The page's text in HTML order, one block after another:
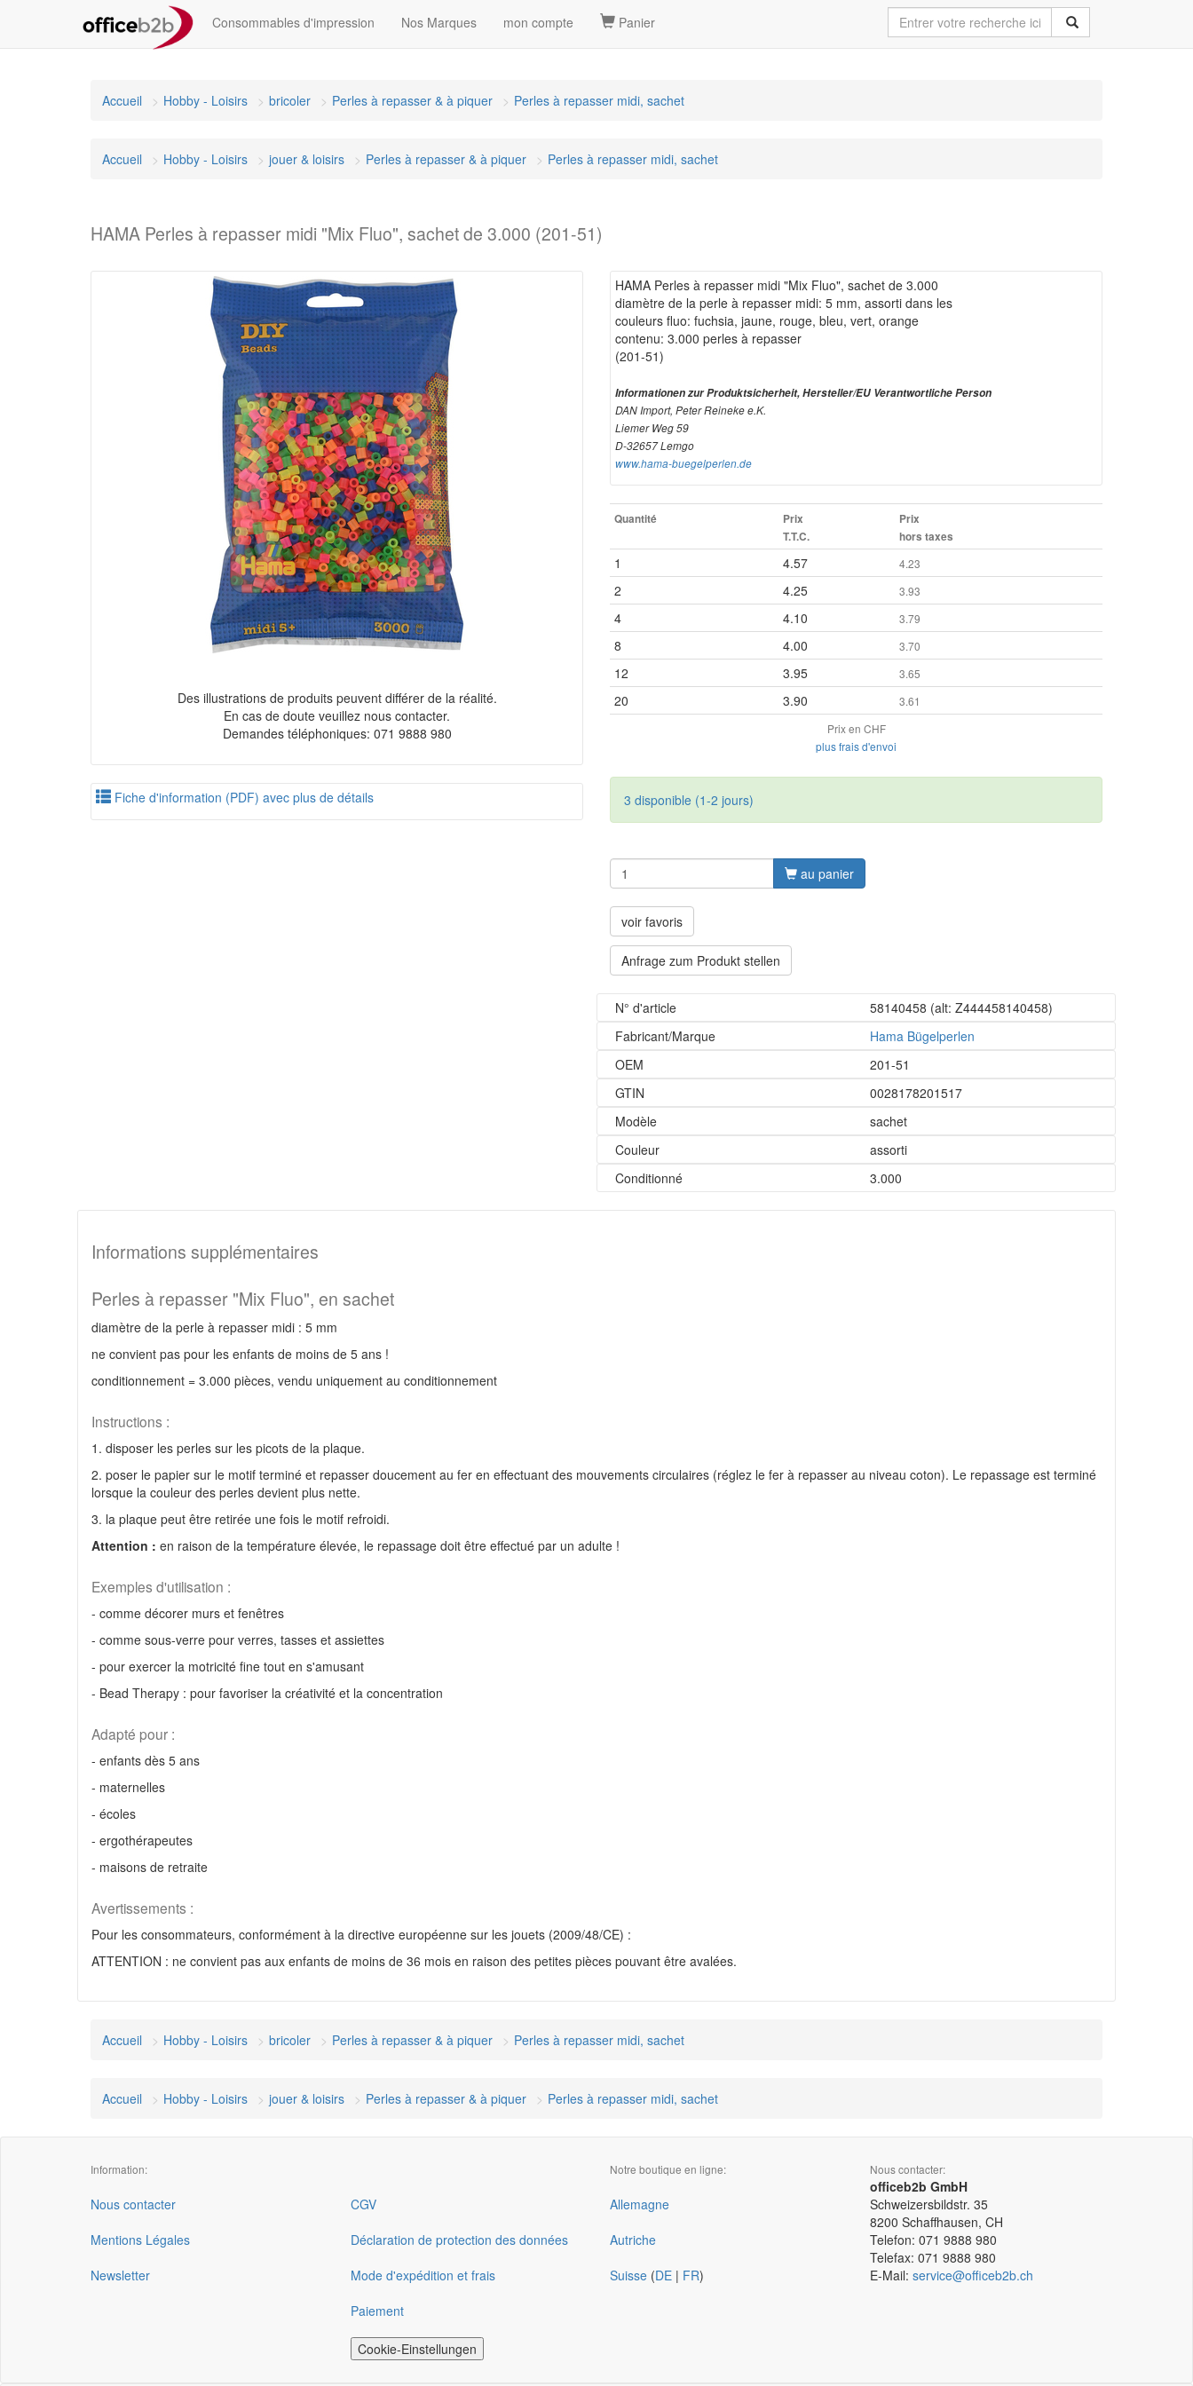
Consommables d'impression Nos Marques mon compte Panier
Accueil Hobby - Loisirs bricoler Perles à repasser & à piquer Perles à repasser midi, sachet
Accueil Hobby - Loisirs jouer & loisirs Perles à repasser & à piquer Perles à repasser midi, sachet
HAMA Perles à repasser midi "Mix Fluo", sachet de 3.000 (201-51)
Des illustrations de produits peuvent différer de la réalité.
En cas de doute veuillez nous contacter.
Demandes téléphoniques: 071 9888 980
Fiche d'information (PDF) avec plus de détails
HAMA Perles à repasser midi "Mix Fluo", sachet de 3.000
diamètre de la perle à repasser midi: 5 mm, assorti dans les
couleurs fluo: fuchsia, jaune, rouge, bleu, vert, orange
contenu: 3.000 perles à repasser
(201-51)
Informationen zur Produktsicherheit, Hersteller/EU Verantwortliche Person
DAN Import, Peter Reineke e.K.
Liemer Weg 59
D-32657 Lemgo
www.hama-buegelperlen.de
Quantité
Prix
T.T.C.
Prix
hors taxes
1 4.57 4.23
2 4.25 3.93
4 4.10 3.79
8 4.00 3.70
12 3.95 3.65
20 3.90
3.61
Prix en CHF
plus frais d'envoi
3 disponible (1-2 jours)
au panier
voir favoris
Anfrage zum Produkt stellen
N° d'article 58140458 (alt: Z444458140458)
Fabricant/Marque
Hama Bügelperlen
OEM
201-51
GTIN
0028178201517
Modèle
sachet
Couleur
assorti
Conditionné
3.000
Informations supplémentaires
Perles à repasser "Mix Fluo", en sachet
diamètre de la perle à repasser midi : 5 mm
ne convient pas pour les enfants de moins de 5 ans !
conditionnement = 3.000 pièces, vendu uniquement au conditionnement
Instructions :
1. disposer les perles sur les picots de la plaque.
2. poser le papier sur le motif terminé et repasser doucement au fer en effectuant des mouvements circulaires (réglez le fer à repasser au niveau coton). Le repassage est terminé
lorsque la couleur des perles devient plus nette.
3. la plaque peut être retirée une fois le motif refroidi.
Attention : en raison de la température élevée, le repassage doit être effectué par un adulte !
Exemples d'utilisation :
- comme décorer murs et fenêtres
- comme sous-verre pour verres, tasses et assiettes
- pour exercer la motricité fine tout en s'amusant
- Bead Therapy : pour favoriser la créativité et la concentration
Adapté pour :
- enfants dès 5 ans
- maternelles
- écoles
- ergothérapeutes
- maisons de retraite
Avertissements :
Pour les consommateurs, conformément à la directive européenne sur les jouets (2009/48/CE) :
ATTENTION : ne convient pas aux enfants de moins de 36 mois en raison des petites pièces pouvant être avalées.
Accueil Hobby - Loisirs bricoler Perles à repasser & à piquer Perles à repasser midi, sachet
Accueil Hobby - Loisirs jouer & loisirs Perles à repasser & à piquer Perles à repasser midi, sachet
Information:
Nous contacter
Mentions Légales
Newsletter
CGV
Déclaration de protection des données
Mode d'expédition et frais
Paiement
Cookie-Einstellungen
Notre boutique en ligne:
Allemagne
Autriche
Suisse (DE | FR)
Nous contacter:
officeb2b GmbH
Schweizersbildstr. 35
8200 Schaffhausen, CH
Telefon: 071 9888 980
Telefax: 071 9888 980
E-Mail: service@officeb2b.ch